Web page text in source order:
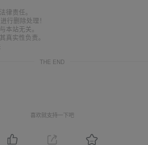
律责任。
行删除处理！
本站无关。
真实性负责。
THE END
喜欢就支持一下吧